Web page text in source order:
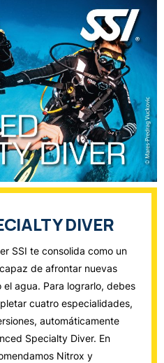
DIVER
SSI te consolida como un
de afrontar nuevas
agua. Para lograrlo, debes
cuatro especialidades,
automáticamente
Specialty Diver. En
Nitrox y